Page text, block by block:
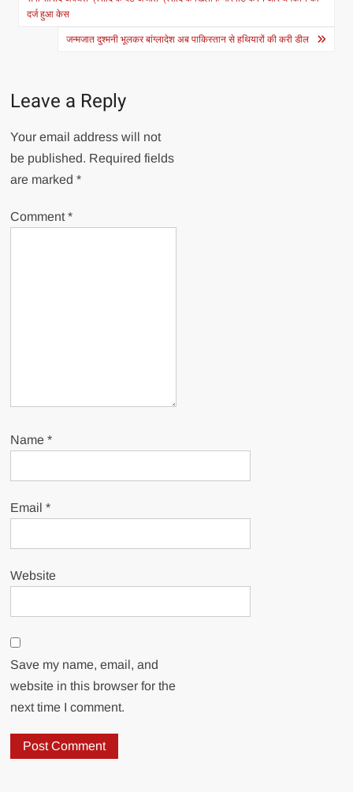
navigation
दर्ज हुआ केस
जन्मजात दुश्मनी भूलकर बांग्लादेश अब पाकिस्तान से हथियारों की करी डील
Leave a Reply
Your email address will not
be published. Required fields
are marked*
Comment*
Name*
Email*
Website
Save my name, email, and
website in this browser for the
next time I comment.